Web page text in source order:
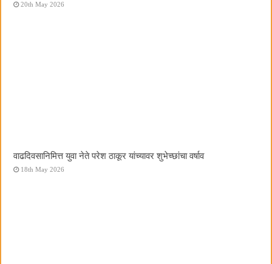
20th May 2026
वाढदिवसानिमित्त युवा नेते परेश ठाकूर यांच्यावर शुभेच्छांचा वर्षाव
18th May 2026